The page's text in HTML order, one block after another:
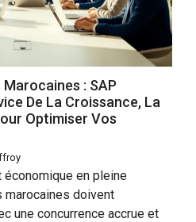
: SAP
De La Croissance, La
Optimiser Vos
économique en pleine
marocaines doivent
une concurrence accrue et